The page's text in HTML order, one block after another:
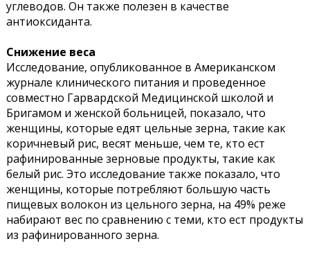
углеводов. Он также полезен в качестве
антиоксиданта.
Снижение веса
Исследование, опубликованное в Американском
журнале клинического питания и проведенное
совместно Гарвардской Медицинской школой и
Бригамом и женской больницей, показало, что
женщины, которые едят цельные зерна, такие как
коричневый рис, весят меньше, чем те, кто ест
рафинированные зерновые продукты, такие как
белый рис. Это исследование также показало, что
женщины, которые потребляют большую часть
пищевых волокон из цельного зерна, на 49% реже
набирают вес по сравнению с теми, кто ест продукты
из рафинированного зерна.